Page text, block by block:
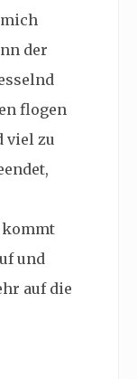
der
flogen
viel zu
kommt
und
auf die